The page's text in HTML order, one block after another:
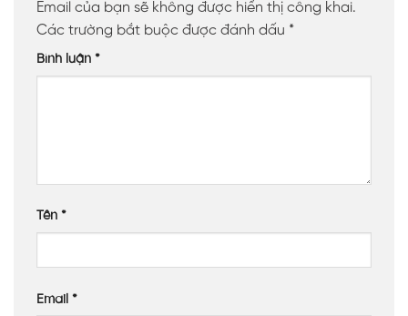
Email của bạn sẽ không được hiển thị công khai.
Các trường bắt buộc được đánh dấu *
Bình luận *
Tên *
Email *